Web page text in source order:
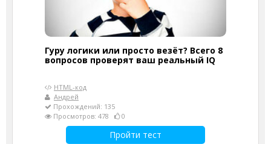
Гуру логики или просто везёт? Всего 8
вопросов проверят ваш реальный IQ
HTML-код
Андрей
Прохождений: 135
Просмотров: 478
0
Пройти тест